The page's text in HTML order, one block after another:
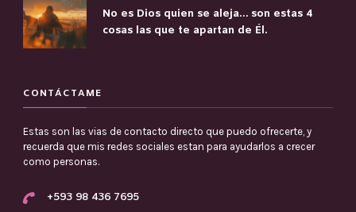
No es Dios quien se aleja… son estas 4
cosas las que te apartan de Él.
CONTÁCTAME
Estas son las vias de contacto directo que puedo ofrecerte, y
recuerda que mis redes sociales estan para ayudarlos a crecer
como personas.
+593 98 436 7695